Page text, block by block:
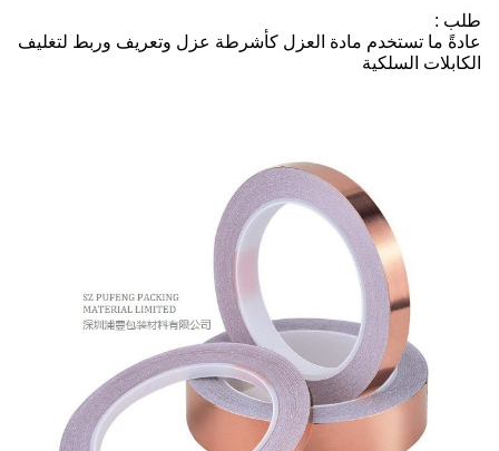
طلب :
عادةً ما تستخدم مادة العزل كأشرطة عزل وتعريف وربط لتغليف
الكابلات السلكية